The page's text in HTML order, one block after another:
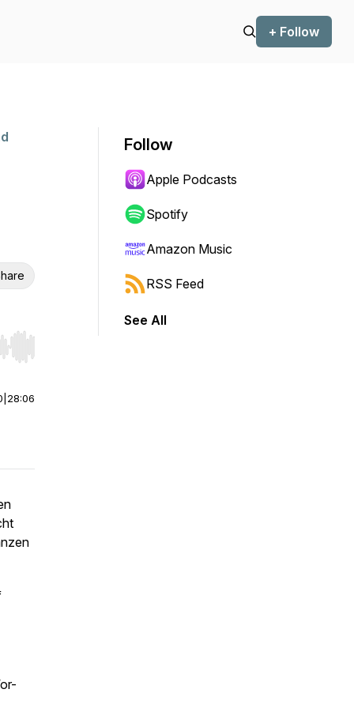
+ Follow
Hold shift to jump forward or backward.
28:06
Follow
Apple Podcasts
Spotify
Amazon Music
RSS Feed
See All